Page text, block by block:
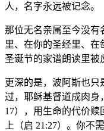
人，名字永远被记念。
那位无名亲属至今没
里、在你的圣经里、
圣诞节的家谱朗读里被
更深的是，波阿斯也
过，耶稣基督道成肉身
17），用生命的代价
上（启 21:27）。你不